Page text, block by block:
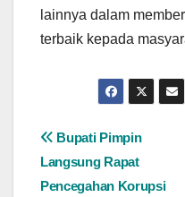
lainnya dalam
terbaik kepada
Navigasi
pos
Bupati Pimpin
Langsung Rapat
Pencegahan Korupsi